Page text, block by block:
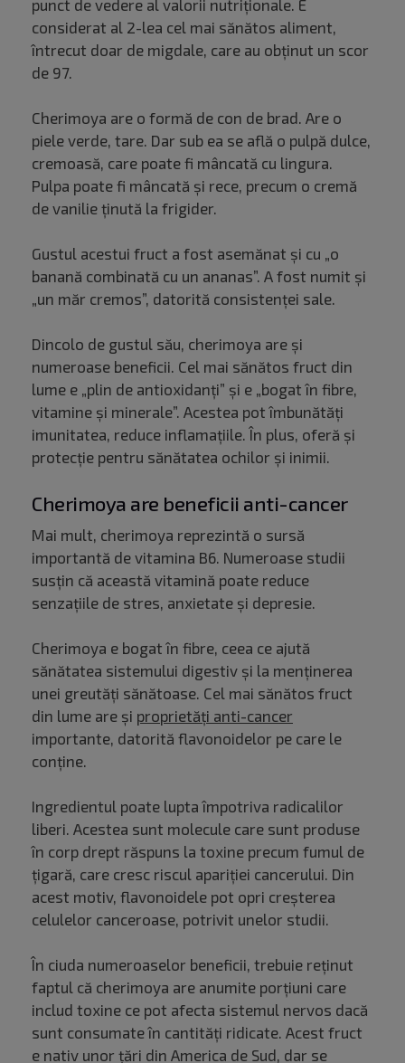
punct de vedere al valorii nutriționale. E
considerat al 2-lea cel mai sănătos aliment,
întrecut doar de migdale, care au obținut un scor
de 97.
Cherimoya are o formă de con de brad. Are o
piele verde, tare. Dar sub ea se află o pulpă dulce,
cremoasă, care poate fi mâncată cu lingura.
Pulpa poate fi mâncată și rece, precum o cremă
de vanilie ținută la frigider.
Gustul acestui fruct a fost asemănat și cu „o
banană combinată cu un ananas”. A fost numit și
„un măr cremos”, datorită consistenței sale.
Dincolo de gustul său, cherimoya are și
numeroase beneficii. Cel mai sănătos fruct din
lume e „plin de antioxidanți” și e „bogat în fibre,
vitamine și minerale”. Acestea pot îmbunătăți
imunitatea, reduce inflamațiile. În plus, oferă și
protecție pentru sănătatea ochilor și inimii.
Cherimoya are beneficii anti-cancer
Mai mult, cherimoya reprezintă o sursă
importantă de vitamina B6. Numeroase studii
susțin că această vitamină poate reduce
senzațiile de stres, anxietate și depresie.
Cherimoya e bogat în fibre, ceea ce ajută
sănătatea sistemului digestiv și la menținerea
unei greutăți sănătoase. Cel mai sănătos fruct
din lume are și proprietăți anti-cancer
importante, datorită flavonoidelor pe care le
conține.
Ingredientul poate lupta împotriva radicalilor
liberi. Acestea sunt molecule care sunt produse
în corp drept răspuns la toxine precum fumul de
țigară, care cresc riscul apariției cancerului. Din
acest motiv, flavonoidele pot opri creșterea
celulelor canceroase, potrivit unelor studii.
În ciuda numeroaselor beneficii, trebuie reținut
faptul că cherimoya are anumite porțiuni care
includ toxine ce pot afecta sistemul nervos dacă
sunt consumate în cantități ridicate. Acest fruct
e nativ unor țări din America de Sud, dar se